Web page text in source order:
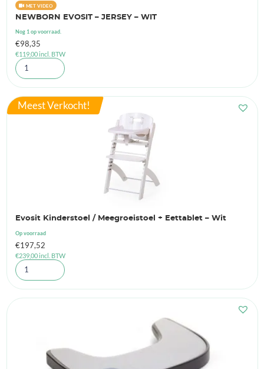
MET VIDEO
NEWBORN EVOSIT – JERSEY – WIT
Nog 1 op voorraad.
€98,35
€119,00incl. BTW
Meest Verkocht!
Evosit Kinderstoel / Meegroeistoel + Eettablet – Wit
Op voorraad
€197,52
€239,00incl. BTW